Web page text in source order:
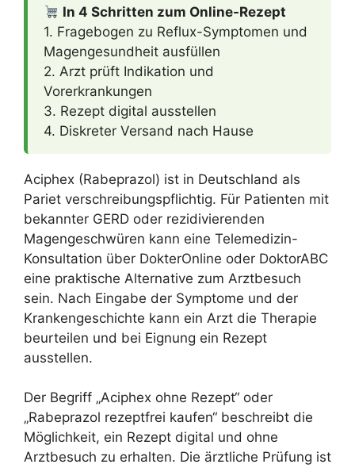
In 4 Schritten zum Online-Rezept
1. Fragebogen zu Reflux-Symptomen und
Magengesundheit ausfüllen
2. Arzt prüft Indikation und
Vorerkrankungen
3. Rezept digital ausstellen
4. Diskreter Versand nach Hause
Aciphex (Rabeprazol) ist in Deutschland als
Pariet verschreibungspflichtig. Für Patienten mit
bekannter GERD oder rezidivierenden
Magengeschwüren kann eine Telemedizin-
Konsultation über DokterOnline oder DoktorABC
eine praktische Alternative zum Arztbesuch
sein. Nach Eingabe der Symptome und der
Krankengeschichte kann ein Arzt die Therapie
beurteilen und bei Eignung ein Rezept
ausstellen.
Der Begriff „Aciphex ohne Rezept“ oder
„Rabeprazol rezeptfrei kaufen“ beschreibt die
Möglichkeit, ein Rezept digital und ohne
Arztbesuch zu erhalten. Die ärztliche Prüfung ist